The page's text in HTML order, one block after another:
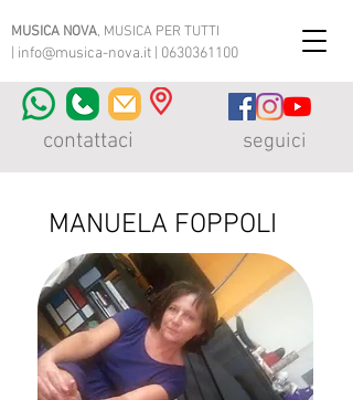
contattaci seguici
MUSICA NOVA, MUSICA PER TUTTI
info@musica-nova.it 0630361100
MANUELA FOPPOLI